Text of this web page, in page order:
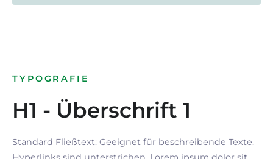
TYPOGRAFIE
H1 - Überschrift 1
Standard Fließtext: Geeignet für beschreibende Texte.